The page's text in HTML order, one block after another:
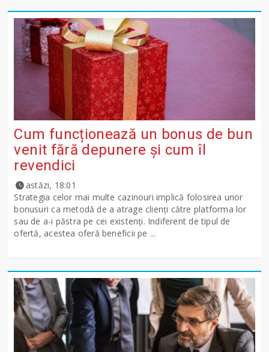
Cum funcționează un bonus de bun
venit fără depunere și cum îl
revendici
astăzi, 18:01
Strategia celor mai multe cazinouri implică folosirea unor
bonusuri ca metodă de a atrage clienți către platforma lor
sau de a-i păstra pe cei existenți. Indiferent de tipul de
ofertă, acestea oferă beneficii pe ...